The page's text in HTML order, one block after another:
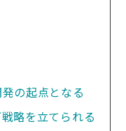
の起点となる
略を立てられる